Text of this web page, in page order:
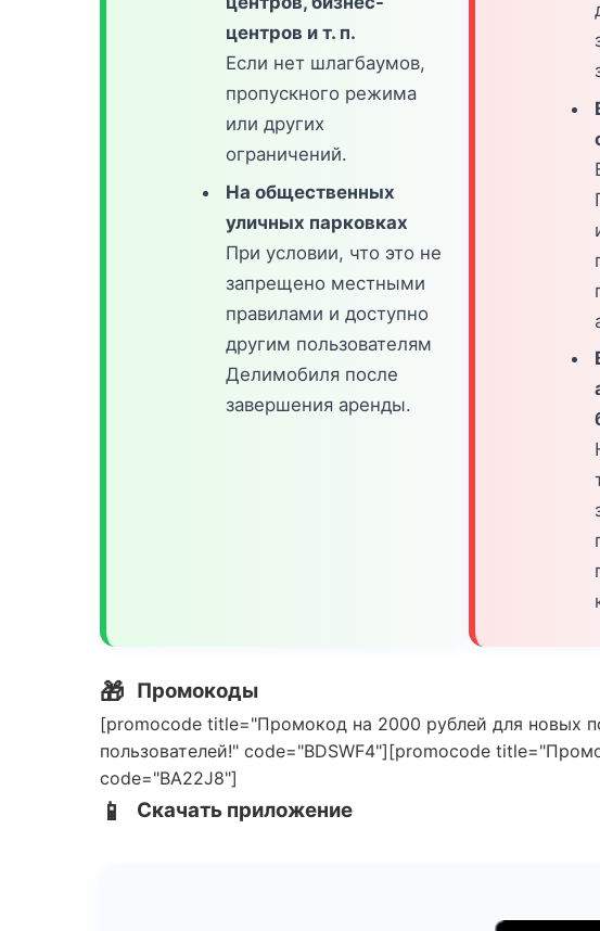
центров и т. п.
Если нет шлагбаумов,
пропускного режима
или других
ограничений.
На общественных
уличных парковках
При условии, что это не
запрещено местными
правилами и доступно
другим пользователям
Делимобиля после
завершения аренды.
🎁 Промокоды
[promocode title="Промокод на 2000 рублей для новых
пользователей!" code="BDSWF4"][promocode
code="BA22J8"]
📱 Скачать приложение